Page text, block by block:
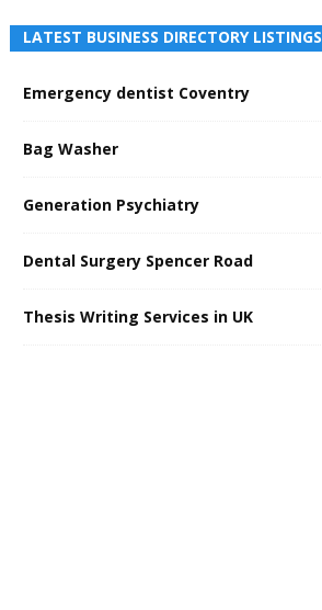
LATEST BUSINESS DIRECTORY LISTINGS
Emergency dentist Coventry
Bag Washer
Generation Psychiatry
Dental Surgery Spencer Road
Thesis Writing Services in UK